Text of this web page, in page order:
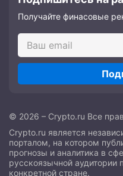
Получайте финасовые
© 2026 – Crypto.ru Все
Crypto.ru является
порталом, на котором
прогнозы и аналитика в
русскоязычной аудитории
конкретной стране.